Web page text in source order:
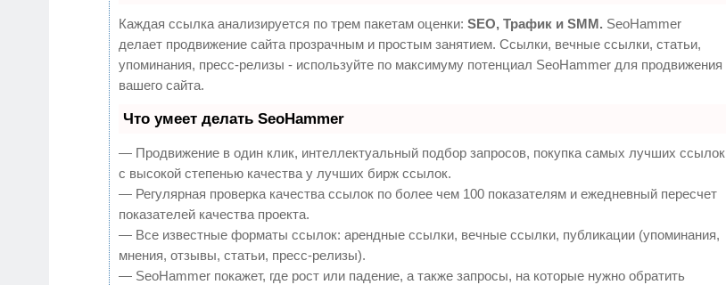
Каждая ссылка анализируется по трем пакетам оценки: SEO, Трафик и SMM. SeoHammer
делает продвижение сайта прозрачным и простым занятием. Ссылки, вечные ссылки, статьи,
упоминания, пресс-релизы - используйте по максимуму потенциал SeoHammer для продвижения
вашего сайта.
Что умеет делать SeoHammer
— Продвижение в один клик, интеллектуальный подбор запросов, покупка самых лучших ссылок
с высокой степенью качества у лучших бирж ссылок.
— Регулярная проверка качества ссылок по более чем 100 показателям и ежедневный пересчет
показателей качества проекта.
— Все известные форматы ссылок: арендные ссылки, вечные ссылки, публикации (упоминания,
мнения, отзывы, статьи, пресс-релизы).
— SeoHammer покажет, где рост или падение, а также запросы, на которые нужно обратить